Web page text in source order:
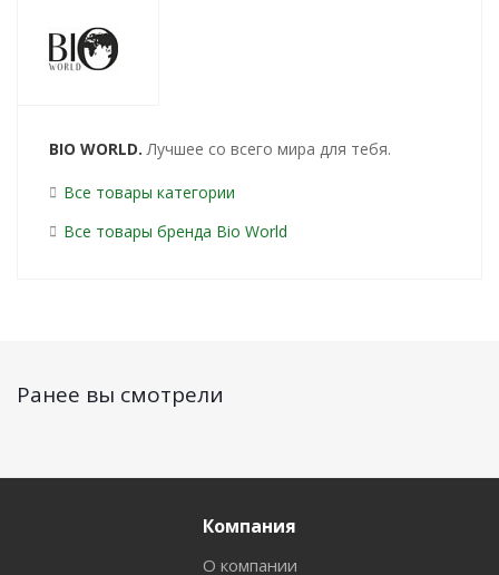
BIO WORLD. Лучшее со всего мира для тебя.
Все товары категории
Все товары бренда Bio World
Ранее вы смотрели
Компания
О компании